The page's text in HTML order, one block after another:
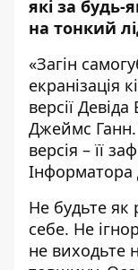
які за будь-
на тонкий
«Загін
екранізація
версії
Джеймс Ганн.
версія – її
Не будьте як
себе. Не
не виходьте